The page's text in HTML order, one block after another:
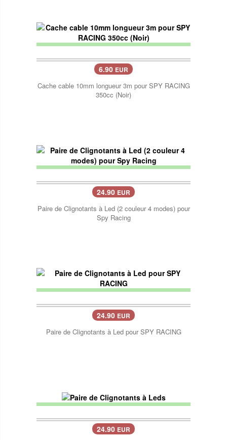
6.90 EUR
Cache cable 10mm longueur 3m pour SPY RACING
350cc (Noir)
24.90 EUR
Paire de Clignotants à Led (2 couleur 4 modes) pour
Spy Racing
24.90 EUR
Paire de Clignotants à Led pour SPY RACING
24.90 EUR